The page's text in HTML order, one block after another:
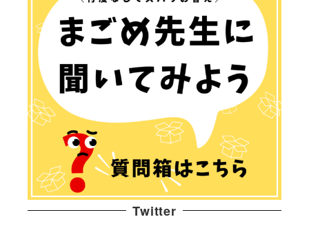
Twitter